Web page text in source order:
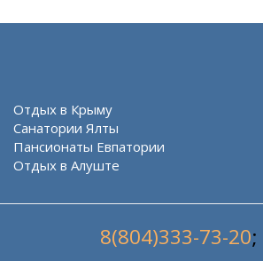
Отдых в Крыму
Санатории Ялты
Пансионаты Евпатории
Отдых в Алуште
8(804)333-73-20;